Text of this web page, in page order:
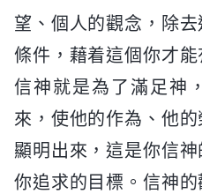
望、個人的觀念，除
條件，藉着這個你才
信神就是為了滿足神
來，使他的作為、他
顯明出來，這是你信
你追求的目標。信神